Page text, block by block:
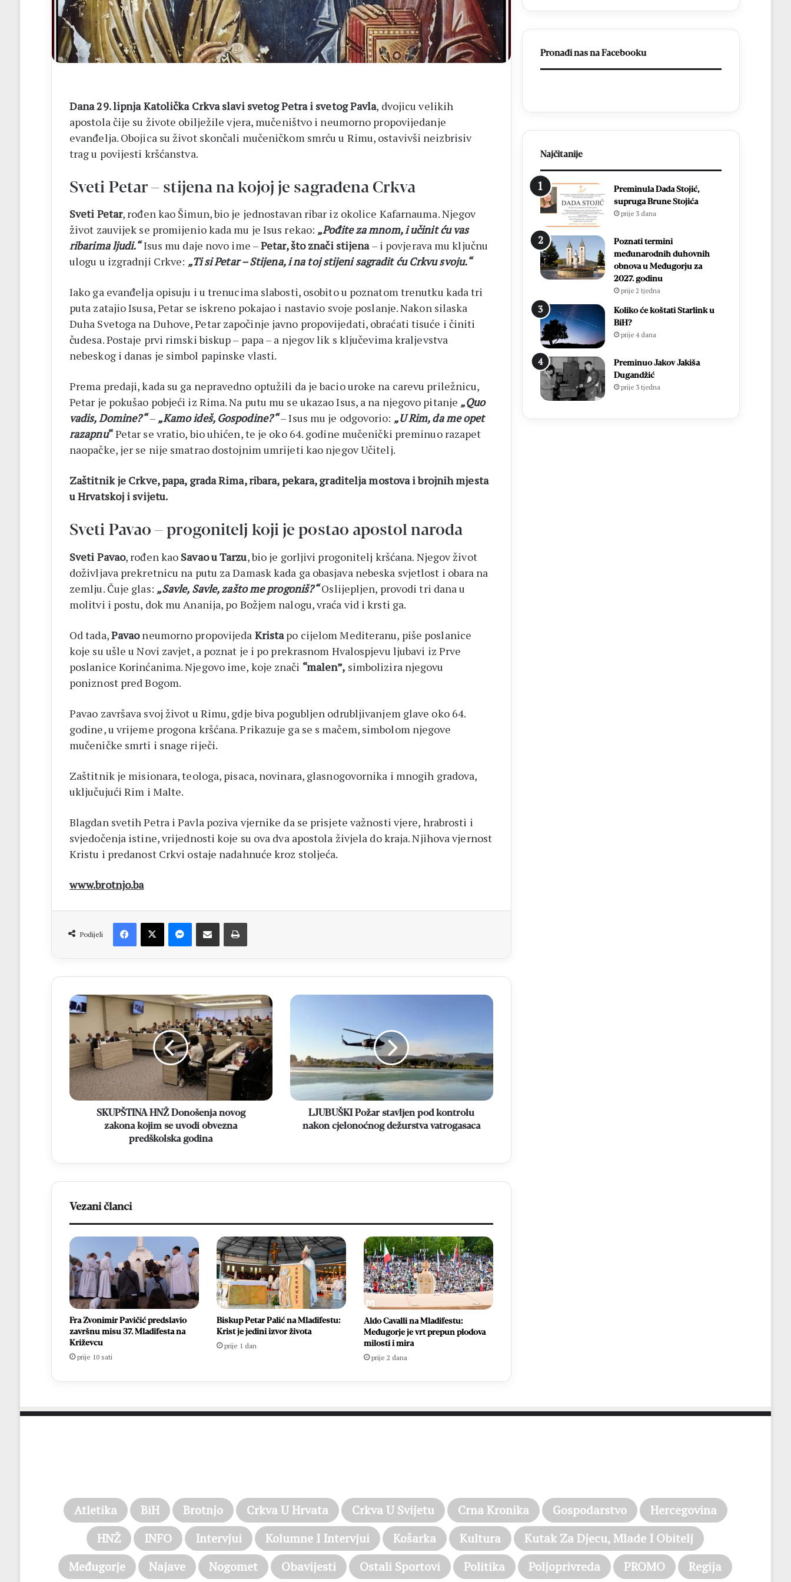
Dana 29. lipnja Katolička Crkva slavi svetog Petra i svetog Pavla, dvojicu velikih
apostola čije su živote obilježile vjera, mučeništvo i neumorno propovijedanje
evanđelja. Obojica su život skončali mučeničkom smrću u Rimu, ostavivši neizbrisiv
trag u povijesti kršćanstva.
Sveti Petar – stijena na kojoj je sagrađena Crkva
Sveti Petar, rođen kao Šimun, bio je jednostavan ribar iz okolice Kafarnauma. Njegov
život zauvijek se promijenio kada mu je Isus rekao: „Pođite za mnom, i učinit ću vas
ribarima ljudi.“Isus mu daje novo ime –Petar, što znači stijena– i povjerava mu ključnu
ulogu u izgradnji Crkve: „Ti si Petar – Stijena, i na toj stijeni sagradit ću Crkvu svoju.“
Iako ga evanđelja opisuju i u trenucima slabosti, osobito u poznatom trenutku kada tri
puta zatajio Isusa, Petar se iskreno pokajao i nastavio svoje poslanje. Nakon silaska
Duha Svetoga na Duhove, Petar započinje javno propovijedati, obraćati tisuće i činiti
čudesa. Postaje prvi rimski biskup – papa – a njegov lik s ključevima kraljevstva
nebeskog i danas je simbol papinske vlasti.
Prema predaji, kada su ga nepravedno optužili da je bacio uroke na carevu priležnicu,
Petar je pokušao pobjeći iz Rima. Na putu mu se ukazao Isus, a na njegovo pitanje „Quo
vadis, Domine?“– „Kamo ideš, Gospodine?“– Isus mu je odgovorio: „U Rim, da me opet
razapnu“Petar se vratio, bio uhićen, te je oko 64. godine mučenički preminuo razapet
naopačke, jer se nije smatrao dostojnim umrijeti kao njegov Učitelj.
Zaštitnik je Crkve, papa, grada Rima, ribara, pekara, graditelja mostova i brojnih mjesta
u Hrvatskoj i svijetu.
Sveti Pavao – progonitelj koji je postao apostol naroda
Sveti Pavao, rođen kao Savao u Tarzu, bio je gorljivi progonitelj kršćana. Njegov život
doživljava prekretnicu na putu za Damask kada ga obasjava nebeska svjetlost i obara na
zemlju. Čuje glas: „Savle, Savle, zašto me progoniš?“Oslijepljen, provodi tri dana u
molitvi i postu, dok mu Ananija, po Božjem nalogu, vraća vid i krsti ga.
Od tada,Pavaoneumorno propovijeda Kristapo cijelom Mediteranu, piše poslanice
koje su ušle u Novi zavjet, a poznat je i po prekrasnom Hvalospjevu ljubavi iz Prve
poslanice Korinćanima. Njegovo ime, koje znači “malen”, simbolizira njegovu
poniznost pred Bogom.
Pavao završava svoj život u Rimu, gdje biva pogubljen odrubljivanjem glave oko 64.
godine, u vrijeme progona kršćana. Prikazuje ga se s mačem, simbolom njegove
mučeničke smrti i snage riječi.
Zaštitnik je misionara, teologa, pisaca, novinara, glasnogovornika i mnogih gradova,
uključujući Rim i Malte.
Blagdan svetih Petra i Pavla poziva vjernike da se prisjete važnosti vjere, hrabrosti i
svjedočenja istine, vrijednosti koje su ova dva apostola živjela do kraja. Njihova vjernost
Kristu i predanost Crkvi ostaje nadahnuće kroz stoljeća.
www.brotnjo.ba
Podijeli
Facebook
X MessengerDijeli putem Emaila Printaj
SKUPŠTINA
HNŽ
Donošenja
novog
zakona
kojim
se
uvodi
obvezna
predškolskaSKUPŠTINA HNŽ Donošenja novog
zakona kojim se uvodi obvezna
predškolska godina
LJUBUŠKI
nakon
cjelonoćnog
dežurstva
vatrogasaca
LJUBUŠKI Požar stavljen pod kontrolu
nakon cjelonoćnog dežurstva vatrogasaca
Vezani članci
Fra Zvonimir Pavičić predslavio
završnu misu 37. Mladifesta na
Križevcu
prije 10 sati
Biskup Petar Palić na Mladifestu:
Krist je jedini izvor života
prije 1 dan
Aldo Cavalli na Mladifestu:
Međugorje je vrt prepun plodova
milosti i mira
prije 2 dana
listići
i
elektroničko
brojanje
otvorila
miru
Pronađi nas na Facebooku
Najčitanije
Preminula Dada Stojić,
supruga Brune Stojića
prije 3 dana
Poznati termini
međunarodnih duhovnih
obnova u Međugorju za
2027. godinu
prije 2 tjedna
Koliko će koštati Starlink u
BiH?
prije 4 dana
Preminuo Jakov Jakiša
Dugandžić
prije 3 tjedna
Atletika BiH Brotnjo Crkva U Hrvata Crkva U Svijetu Crna Kronika Gospodarstvo
Hercegovina
HNŽ
INFO Intervjui Kolumne I Intervjui Košarka Kultura
Kutak Za Djecu, Mlade I Obitelj
Međugorje
Najave Nogomet Obavijesti Ostali Sportovi Politika Poljoprivreda PROMO Regija